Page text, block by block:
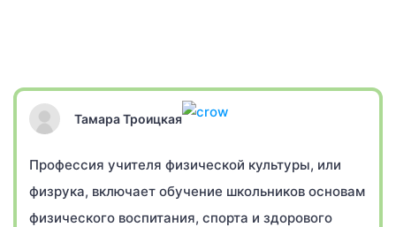
Тамара Троицкая
Профессия учителя физической культуры, или
физрука, включает обучение школьников основам
физического воспитания, спорта и здорового